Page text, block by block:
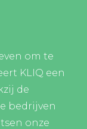
om te
KLIQ een
de
bedrijven
onze